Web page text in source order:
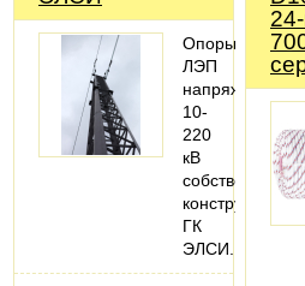
Опоры
ЛЭП
напряжением
10-
220
кВ
собственной
конструкции
ГК
ЭЛСИ.